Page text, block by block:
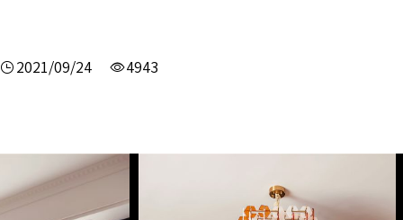
2021/09/24 4943